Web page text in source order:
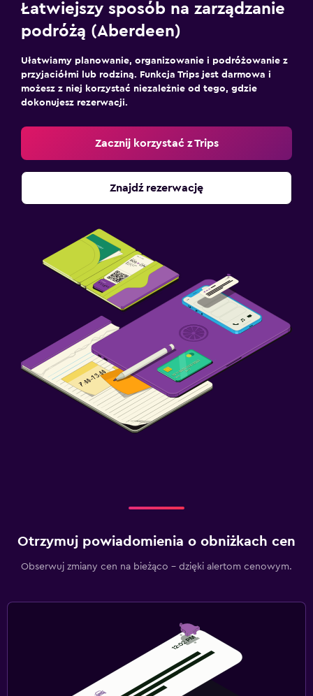
Łatwiejszy sposób na zarządzanie
podróżą (Aberdeen)
Ułatwiamy planowanie, organizowanie i podróżowanie z
przyjaciółmi lub rodziną. Funkcja Trips jest darmowa i
możesz z niej korzystać niezależnie od tego, gdzie
dokonujesz rezerwacji.
Zacznij korzystać z Trips
Znajdź rezerwację
Otrzymuj powiadomienia o obniżkach cen
Obserwuj zmiany cen na bieżąco – dzięki alertom cenowym.